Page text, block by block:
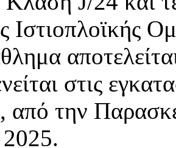
Ιστιοπλοϊκής
στις
από την